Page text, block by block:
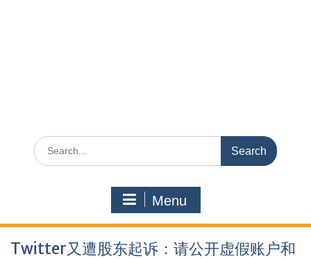
Search
for:
Menu
Twitter又遭股东起诉：请公开虚假账户和